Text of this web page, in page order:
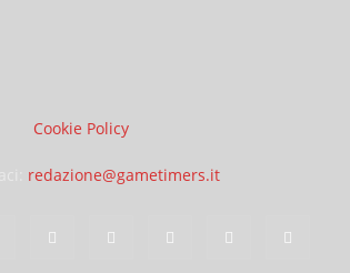
Cookie Policy
redazione@gametimers.it